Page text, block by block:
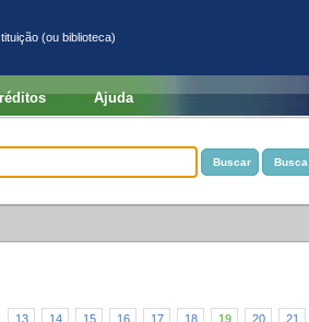
(ou biblioteca)
Ajuda
13 14 15 16 17 18 19 20 21